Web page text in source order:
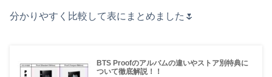
分かりやすく比較して表にまとめました🌷
BTS Proofのアルバムの違いやストア別特典に
ついて徹底解説！！